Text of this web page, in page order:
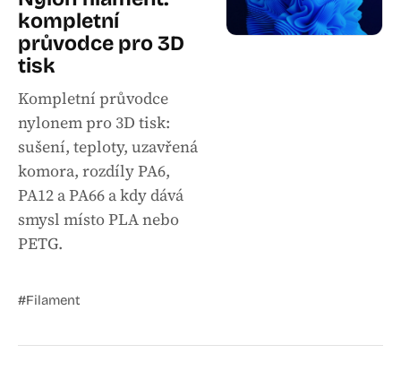
kompletní
průvodce pro 3D
tisk
Kompletní průvodce
nylonem pro 3D tisk:
sušení, teploty, uzavřená
komora, rozdíly PA6,
PA12 a PA66 a kdy dává
smysl místo PLA nebo
PETG.
#Filament